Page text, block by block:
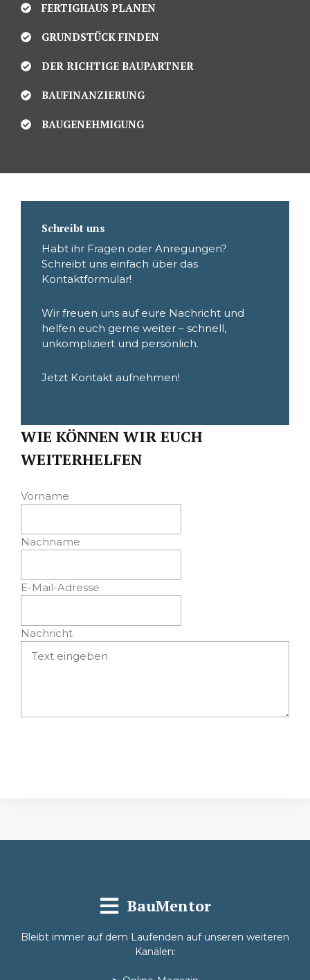
FERTIGHAUS PLANEN
GRUNDSTÜCK FINDEN
DER RICHTIGE BAUPARTNER
BAUFINANZIERUNG
BAUGENEHMIGUNG
Schreibt uns
Habt ihr Fragen oder Anregungen?
Schreibt uns einfach über das
Kontaktformular!
Wir freuen uns auf eure Nachricht und
helfen euch gerne weiter – schnell,
unkompliziert und persönlich.
Jetzt Kontakt aufnehmen!
WIE KÖNNEN WIR EUCH
WEITERHELFEN
Vorname
Nachname
E-Mail-Adresse
Nachricht
BauMentor
Bleibt immer auf dem Laufenden auf unseren weiteren
Kanälen: